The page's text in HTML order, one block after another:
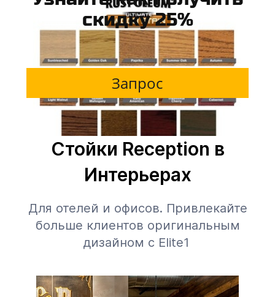
скидку 25%
Запрос
Стойки Reception в
Интерьерах
Для отелей и офисов. Привлекайте
больше клиентов оригинальным
дизайном с Elite1